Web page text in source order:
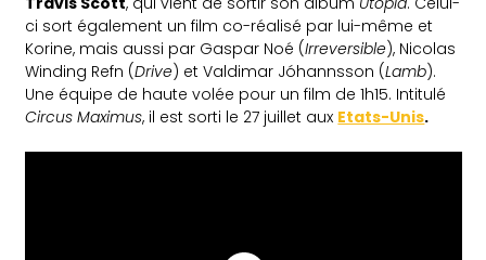
ci sort également un film co-réalisé par lui-même et
Korine, mais aussi par Gaspar Noé (Irreversible), Nicolas
Winding Refn (Drive) et Valdimar Jóhannsson (Lamb).
Une équipe de haute volée pour un film de 1h15. Intitulé
Circus Maximus, il est sorti le 27 juillet aux Etats-Unis.